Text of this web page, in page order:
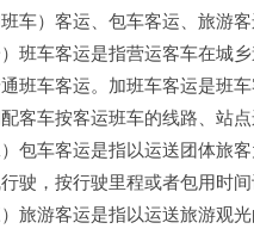
车）客运、包车客运、旅游客
车客运是指营运客车在城乡
班车客运。加班车客运是班
客车按客运班车的线路、站点
车客运是指以运送团体旅客
驶，按行驶里程或者包用时
游客运是指以运送旅游观光